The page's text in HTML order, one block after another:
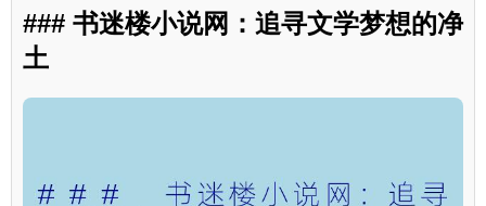
### 书迷楼小说网：追寻文学梦想的净
土